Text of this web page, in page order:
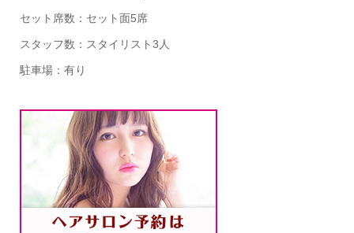
セット席数：セット面5席
スタッフ数：スタイリスト3人
駐車場：有り